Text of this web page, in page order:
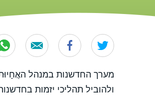
מערך החדשנות במנהל
ולהוביל תהליכי יזמות